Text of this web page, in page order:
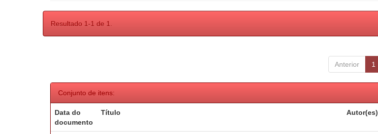
Resultado 1-1 de 1.
Anterior 1
Conjunto de itens:
Data do
documento
Título Autor(es)